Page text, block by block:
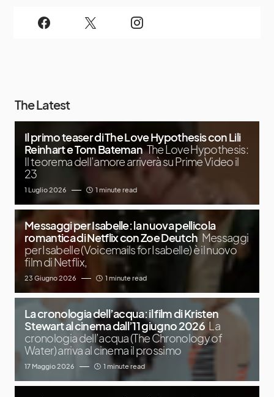
The Latest
Il primo teaser di The Love Hypothesis con Lili
Reinhart e Tom Bateman The Love Hypothesis:
Il teorema dell’amore arriverà su Prime Video il
23
1 Luglio 2026 1 minute read
Messaggi per Isabelle: la nuova pellicola
romantica di Netflix con Zoe Deutch Messaggi
per Isabelle (Voicemails for Isabelle) è il nuovo
film di Netflix,
23 Giugno 2026 1 minute read
La cronologia dell’acqua: il film di Kristen
Stewart al cinema dall’11 giugno 2026 La
cronologia dell’acqua (The Chronology of
Water) arriva al cinema il prossimo
17 Maggio 2026 1 minute read